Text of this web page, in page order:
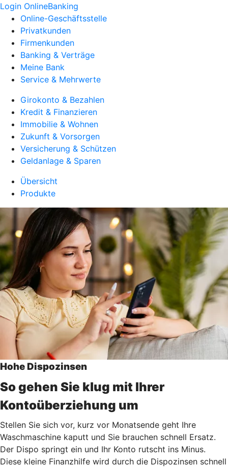
Login OnlineBanking
Online-Geschäftsstelle
Privatkunden
Firmenkunden
Banking & Verträge
Meine Bank
Service & Mehrwerte
Girokonto & Bezahlen
Kredit & Finanzieren
Immobilie & Wohnen
Zukunft & Vorsorgen
Versicherung & Schützen
Geldanlage & Sparen
Übersicht
Produkte
Hohe Dispozinsen
So gehen Sie klug mit Ihrer
Kontoüberziehung um
Stellen Sie sich vor, kurz vor Monatsende geht Ihre
Waschmaschine kaputt und Sie brauchen schnell Ersatz.
Der Dispo springt ein und Ihr Konto rutscht ins Minus.
Diese kleine Finanzhilfe wird durch die Dispozinsen schnell